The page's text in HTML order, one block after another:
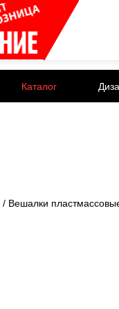
Каталог
/ Вешалки